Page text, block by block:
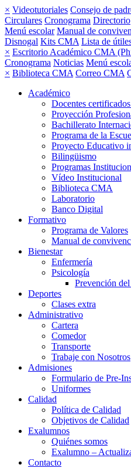
× Videotutoriales Consejo de
Circulares Cronograma Directorio
Menú escolar Manual de
Disnogal Kits CMA Lista de
× Escritorio Académico CMA
Cronograma Noticias Menú
× Biblioteca CMA Correo CMA
Académico
Docentes
Proyección
Bachillerato
Programa de la
Proyecto Educativo
Bilingüismo
Programas
Vídeo Institucional
Biblioteca CMA
Laboratorio
Banco Digital
Formativo
Programa de Valores
Manual de
Bienestar
Enfermería
Psicología
Prevención
Deportes
Clases extra
Administrativo
Cartera
Comedor
Transporte
Trabaje con Nosotros
Admisiones
Formulario de Pre-
Uniformes
Calidad
Política de Calidad
Objetivos de Calidad
Exalumnos
Quiénes somos
Exalumno –
Contacto